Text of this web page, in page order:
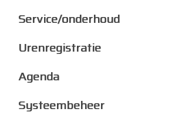
Service/onderhoud
Urenregistratie
Agenda
Systeembeheer